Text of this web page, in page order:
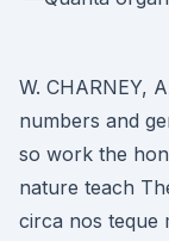
W. CHARNEY,
numbers and
so work the
nature teach
circa nos teque